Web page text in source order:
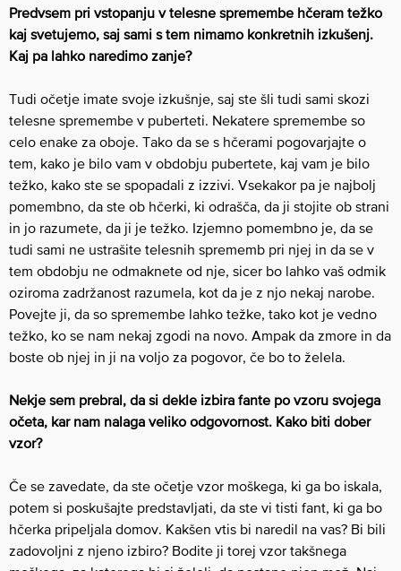
Predvsem pri vstopanju v telesne spremembe hčeram težko
kaj svetujemo, saj sami s tem nimamo konkretnih izkušenj.
Kaj pa lahko naredimo zanje?
Tudi očetje imate svoje izkušnje, saj ste šli tudi sami skozi
telesne spremembe v puberteti. Nekatere spremembe so
celo enake za oboje. Tako da se s hčerami pogovarjajte o
tem, kako je bilo vam v obdobju pubertete, kaj vam je bilo
težko, kako ste se spopadali z izzivi. Vsekakor pa je najbolj
pomembno, da ste ob hčerki, ki odrašča, da ji stojite ob strani
in jo razumete, da ji je težko. Izjemno pomembno je, da se
tudi sami ne ustrašite telesnih sprememb pri njej in da se v
tem obdobju ne odmaknete od nje, sicer bo lahko vaš odmik
oziroma zadržanost razumela, kot da je z njo nekaj narobe.
Povejte ji, da so spremembe lahko težke, tako kot je vedno
težko, ko se nam nekaj zgodi na novo. Ampak da zmore in da
boste ob njej in ji na voljo za pogovor, če bo to želela.
Nekje sem prebral, da si dekle izbira fante po vzoru svojega
očeta, kar nam nalaga veliko odgovornost. Kako biti dober
vzor?
Če se zavedate, da ste očetje vzor moškega, ki ga bo iskala,
potem si poskušajte predstavljati, da ste vi tisti fant, ki ga bo
hčerka pripeljala domov. Kakšen vtis bi naredil na vas? Bi bili
zadovoljni z njeno izbiro? Bodite ji torej vzor takšnega